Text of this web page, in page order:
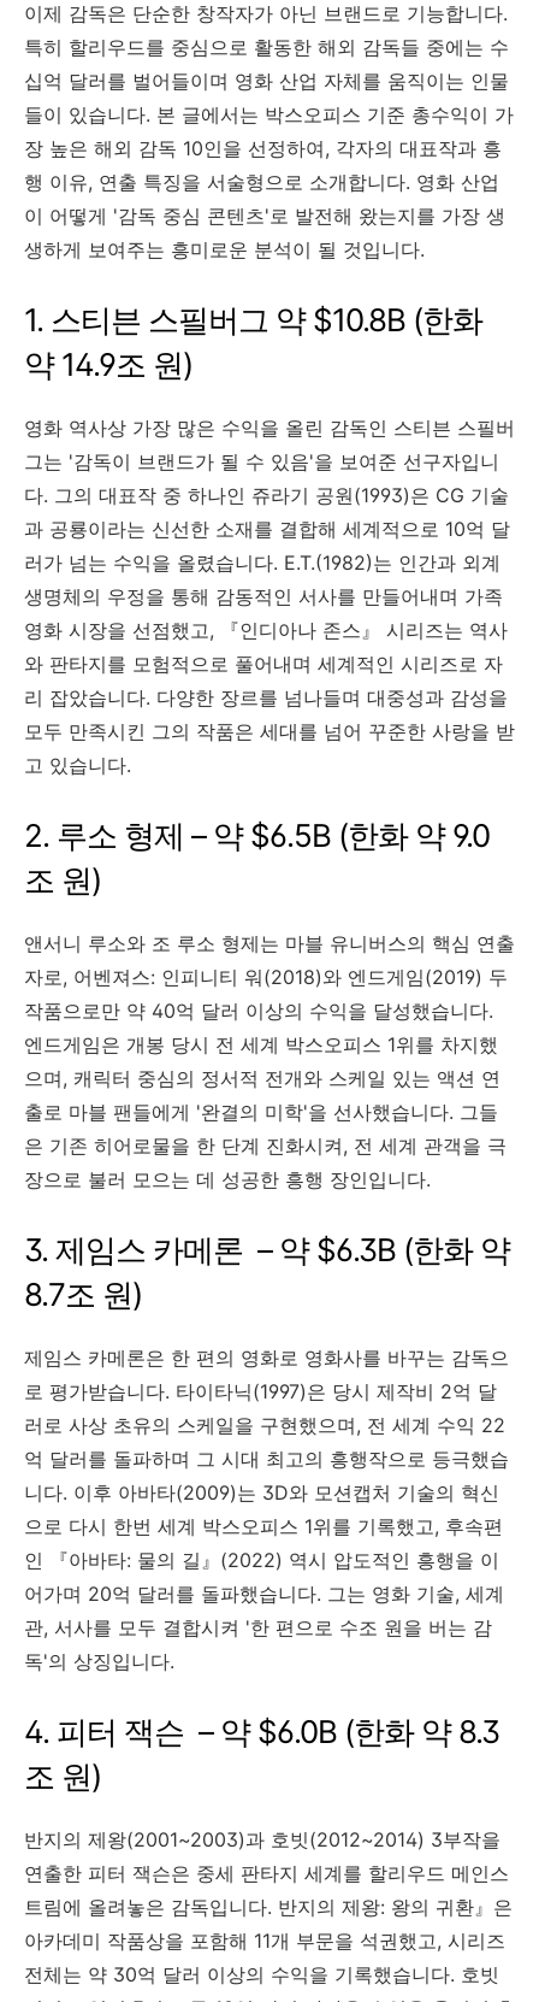
이제 감독은 단순한 창작자가 아닌 브랜드로 기능합니다.
특히 할리우드를 중심으로 활동한 해외 감독들 중에는 수
십억 달러를 벌어들이며 영화 산업 자체를 움직이는 인물
들이 있습니다. 본 글에서는 박스오피스 기준 총수익이 가
장 높은 해외 감독 10인을 선정하여, 각자의 대표작과 흥
행 이유, 연출 특징을 서술형으로 소개합니다. 영화 산업
이 어떻게 '감독 중심 콘텐츠'로 발전해 왔는지를 가장 생
생하게 보여주는 흥미로운 분석이 될 것입니다.
1. 스티븐 스필버그 약 $10.8B (한화
약 14.9조 원)
영화 역사상 가장 많은 수익을 올린 감독인 스티븐 스필버
그는 '감독이 브랜드가 될 수 있음'을 보여준 선구자입니
다. 그의 대표작 중 하나인 쥬라기 공원(1993)은 CG 기술
과 공룡이라는 신선한 소재를 결합해 세계적으로 10억 달
러가 넘는 수익을 올렸습니다. E.T.(1982)는 인간과 외계
생명체의 우정을 통해 감동적인 서사를 만들어내며 가족
영화 시장을 선점했고, 『인디아나 존스』 시리즈는 역사
와 판타지를 모험적으로 풀어내며 세계적인 시리즈로 자
리 잡았습니다. 다양한 장르를 넘나들며 대중성과 감성을
모두 만족시킨 그의 작품은 세대를 넘어 꾸준한 사랑을 받
고 있습니다.
2. 루소 형제 – 약 $6.5B (한화 약 9.0
조 원)
앤서니 루소와 조 루소 형제는 마블 유니버스의 핵심 연출
자로, 어벤져스: 인피니티 워(2018)와 엔드게임(2019) 두
작품으로만 약 40억 달러 이상의 수익을 달성했습니다.
엔드게임은 개봉 당시 전 세계 박스오피스 1위를 차지했
으며, 캐릭터 중심의 정서적 전개와 스케일 있는 액션 연
출로 마블 팬들에게 '완결의 미학'을 선사했습니다. 그들
은 기존 히어로물을 한 단계 진화시켜, 전 세계 관객을 극
장으로 불러 모으는 데 성공한 흥행 장인입니다.
3. 제임스 카메론 – 약 $6.3B (한화 약
8.7조 원)
제임스 카메론은 한 편의 영화로 영화사를 바꾸는 감독으
로 평가받습니다. 타이타닉(1997)은 당시 제작비 2억 달
러로 사상 초유의 스케일을 구현했으며, 전 세계 수익 22
억 달러를 돌파하며 그 시대 최고의 흥행작으로 등극했습
니다. 이후 아바타(2009)는 3D와 모션캡처 기술의 혁신
으로 다시 한번 세계 박스오피스 1위를 기록했고, 후속편
인 『아바타: 물의 길』(2022) 역시 압도적인 흥행을 이
어가며 20억 달러를 돌파했습니다. 그는 영화 기술, 세계
관, 서사를 모두 결합시켜 '한 편으로 수조 원을 버는 감
독'의 상징입니다.
4. 피터 잭슨 – 약 $6.0B (한화 약 8.3
조 원)
반지의 제왕(2001~2003)과 호빗(2012~2014) 3부작을
연출한 피터 잭슨은 중세 판타지 세계를 할리우드 메인스
트림에 올려놓은 감독입니다. 반지의 제왕: 왕의 귀환』은
아카데미 작품상을 포함해 11개 부문을 석권했고, 시리즈
전체는 약 30억 달러 이상의 수익을 기록했습니다. 호빗